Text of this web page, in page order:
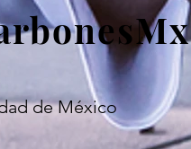
de México